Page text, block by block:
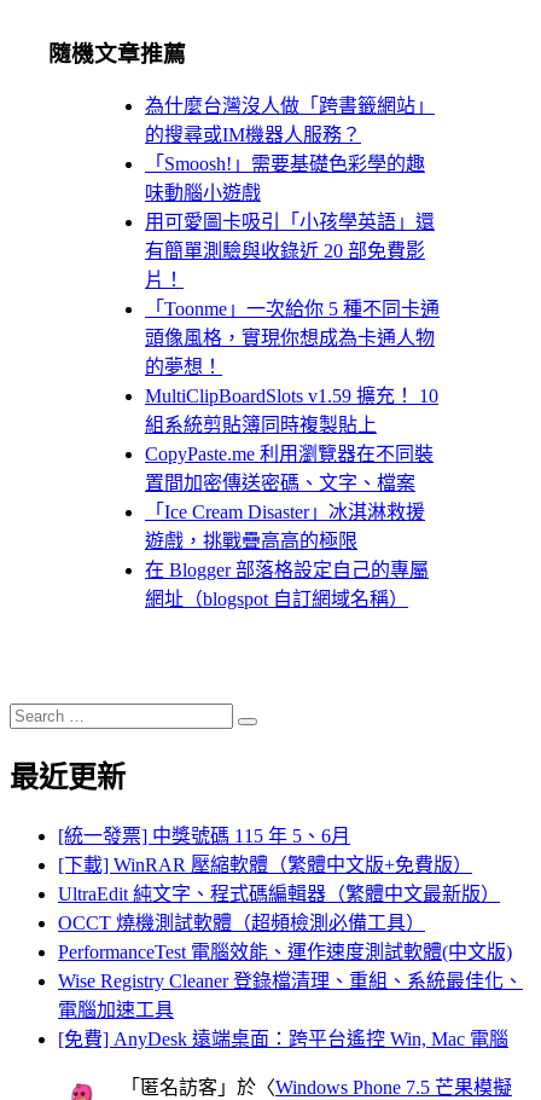
隨機文章推薦
為什麼台灣沒人做「跨書籤網站」
的搜尋或IM機器人服務？
「Smoosh!」需要基礎色彩學的趣
味動腦小遊戲
用可愛圖卡吸引「小孩學英語」還
有簡單測驗與收錄近 20 部免費影
片！
「Toonme」一次給你 5 種不同卡通
頭像風格，實現你想成為卡通人物
的夢想！
MultiClipBoardSlots v1.59 擴充！ 10
組系統剪貼簿同時複製貼上
CopyPaste.me 利用瀏覽器在不同裝
置間加密傳送密碼、文字、檔案
「Ice Cream Disaster」冰淇淋救援
遊戲，挑戰疊高高的極限
在 Blogger 部落格設定自己的專屬
網址（blogspot 自訂網域名稱）
Search
for:
Search
最近更新
[統一發票] 中獎號碼 115 年 5、6月
[下載] WinRAR 壓縮軟體（繁體中文版+免費版）
UltraEdit 純文字、程式碼編輯器（繁體中文最新版）
OCCT 燒機測試軟體（超頻檢測必備工具）
PerformanceTest 電腦效能、運作速度測試軟體(中文版)
Wise Registry Cleaner 登錄檔清理、重組、系統最佳化、
電腦加速工具
[免費] AnyDesk 遠端桌面：跨平台遙控 Win, Mac 電腦
「 匿名訪客 」於〈Windows Phone 7.5 芒果模擬